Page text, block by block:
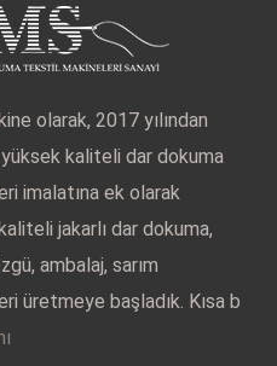
olarak, 2017 yılından
kaliteli dar dokuma
imalatına ek olarak
jakarlı dar dokuma,
ambalaj, sarım
üretmeye başladık. Kısa b